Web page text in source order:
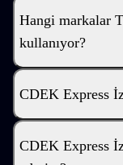
Hangi markalar
kullanıyor?
CDEK Express
CDEK Express